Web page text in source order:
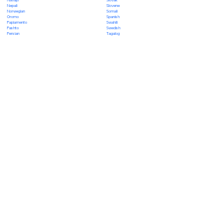
Nepali
Norwegian
Oromo
Papiamento
Pashto
Persian
Slovene
Somali
Spanish
Swahili
Swedish
Tagalog